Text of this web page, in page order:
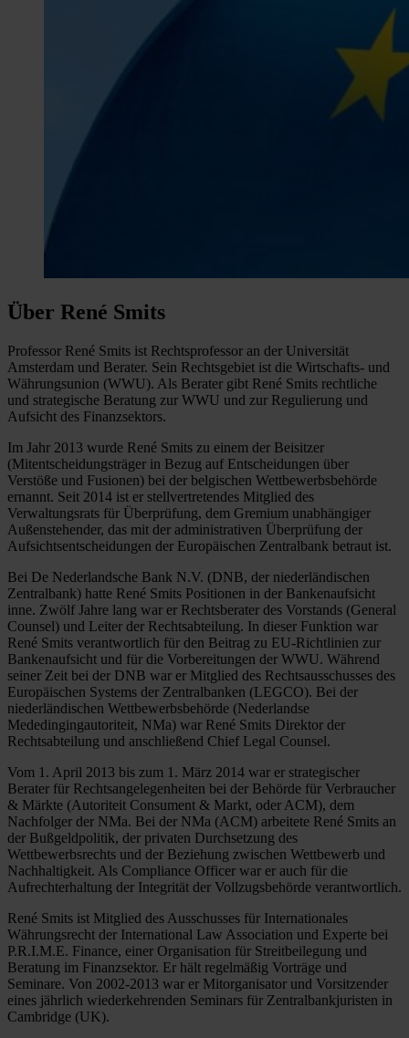
Über René Smits
Professor René Smits ist Rechtsprofessor an der Universität
Amsterdam und Berater. Sein Rechtsgebiet ist die Wirtschafts- und
Währungsunion (WWU). Als Berater gibt René Smits rechtliche
und strategische Beratung zur WWU und zur Regulierung und
Aufsicht des Finanzsektors.
Im Jahr 2013 wurde René Smits zu einem der Beisitzer
(Mitentscheidungsträger in Bezug auf Entscheidungen über
Verstöße und Fusionen) bei der belgischen Wettbewerbsbehörde
ernannt. Seit 2014 ist er stellvertretendes Mitglied des
Verwaltungsrats für Überprüfung, dem Gremium unabhängiger
Außenstehender, das mit der administrativen Überprüfung der
Aufsichtsentscheidungen der Europäischen Zentralbank betraut ist.
Bei De Nederlandsche Bank N.V. (DNB, der niederländischen
Zentralbank) hatte René Smits Positionen in der Bankenaufsicht
inne. Zwölf Jahre lang war er Rechtsberater des Vorstands (General
Counsel) und Leiter der Rechtsabteilung. In dieser Funktion war
René Smits verantwortlich für den Beitrag zu EU-Richtlinien zur
Bankenaufsicht und für die Vorbereitungen der WWU. Während
seiner Zeit bei der DNB war er Mitglied des Rechtsausschusses des
Europäischen Systems der Zentralbanken (LEGCO). Bei der
niederländischen Wettbewerbsbehörde (Nederlandse
Mededingingautoriteit, NMa) war René Smits Direktor der
Rechtsabteilung und anschließend Chief Legal Counsel.
Vom 1. April 2013 bis zum 1. März 2014 war er strategischer
Berater für Rechtsangelegenheiten bei der Behörde für Verbraucher
& Märkte (Autoriteit Consument & Markt, oder ACM), dem
Nachfolger der NMa. Bei der NMa (ACM) arbeitete René Smits an
der Bußgeldpolitik, der privaten Durchsetzung des
Wettbewerbsrechts und der Beziehung zwischen Wettbewerb und
Nachhaltigkeit. Als Compliance Officer war er auch für die
Aufrechterhaltung der Integrität der Vollzugsbehörde verantwortlich.
René Smits ist Mitglied des Ausschusses für Internationales
Währungsrecht der International Law Association und Experte bei
P.R.I.M.E. Finance, einer Organisation für Streitbeilegung und
Beratung im Finanzsektor. Er hält regelmäßig Vorträge und
Seminare. Von 2002-2013 war er Mitorganisator und Vorsitzender
eines jährlich wiederkehrenden Seminars für Zentralbankjuristen in
Cambridge (UK).